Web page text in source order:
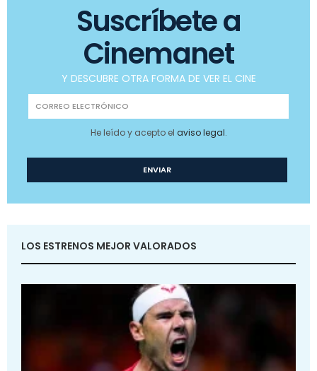
Suscríbete a
Cinemanet
Y DESCUBRE OTRA FORMA DE VER EL CINE
He leído y acepto el aviso legal.
LOS ESTRENOS MEJOR VALORADOS